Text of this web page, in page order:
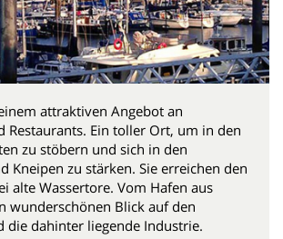
attraktiven Angebot an
Restaurants. Ein toller Ort, um in den
zu stöbern und sich in den
Kneipen zu stärken. Sie erreichen den
alte Wassertore. Vom Hafen aus
wunderschönen Blick auf den
die dahinter liegende Industrie.